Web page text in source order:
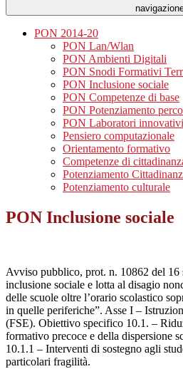
PON 2014-20
PON Lan/Wlan
PON Ambienti Digitali
PON Snodi Formativi
PON Inclusione sociale
PON Competenze di base
PON Potenziamento
PON Laboratori innovativi
Pensiero computazionale
Orientamento formativo
Competenze di
Potenziamento
Potenziamento culturale
PON Inclusione sociale
Avviso pubblico, prot. n. 10862 del 16
inclusione sociale e lotta al disagio
delle scuole oltre l’orario scolastico
in quelle periferiche”. Asse I –
(FSE). Obiettivo specifico 10.1. –
formativo precoce e della dispersione
10.1.1 – Interventi di sostegno agli
particolari fragilità.